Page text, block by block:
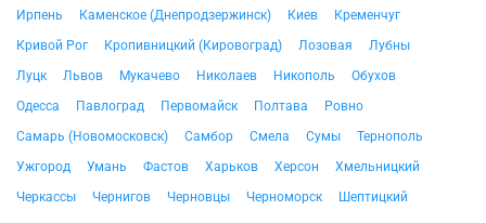
Ирпень
Каменское (Днепродзержинск) Киев
Кременчуг
Кривой Рог
Кропивницкий (Кировоград) Лозовая
Лубны
Луцк
Львов Мукачево Николаев Никополь
Обухов
Одесса
Павлоград Первомайск Полтава
Ровно
Самарь (Новомосковск)
Самбор Смела Сумы
Тернополь
Ужгород
Умань Фастов Харьков Херсон
Хмельницкий
Черкассы
Чернигов Черновцы Черноморск Шептицкий